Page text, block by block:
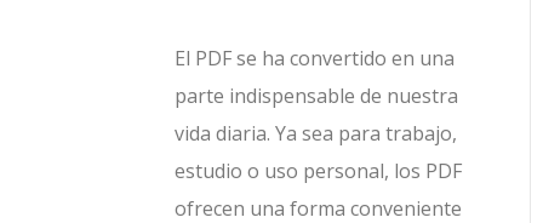
El PDF se ha convertido en una
parte indispensable de nuestra
vida diaria. Ya sea para trabajo,
estudio o uso personal, los PDF
ofrecen una forma conveniente